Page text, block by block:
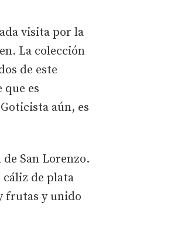
visita por la
La colección
de este
es
aún, es
San Lorenzo.
de plata
frutas y unido